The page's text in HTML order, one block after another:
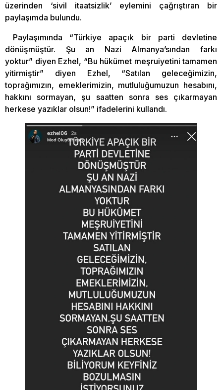
üzerinden ‘sivil itaatsizlik’ eylemini çağrıştıran bir
paylaşımda bulundu.
Paylaşımında “Türkiye apaçık bir parti devletine
dönüşmüştür. Şu an Nazi Almanya’sından farkı
yoktur” diyen Ezhel, “Bu hükümet meşruiyetini tamamen
yitirmiştir” diyen Ezhel, “Satılan geleceğimizin,
toprağımızın, emeklerimizin, mutluluğumuzun hesabını,
hakkını sormayan, şu saatten sonra ses çıkarmayan
herkese yazıklar olsun!” ifadelerini kullandı.